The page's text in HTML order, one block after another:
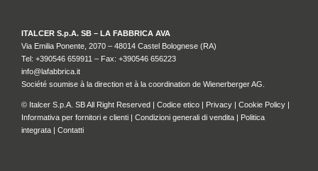
ITALCER S.p.A. SB – LA FABBRICA AVA
Via Emilia Ponente, 2070 – 48014 Castel Bolognese (RA)
Tel: +390546 659911 – Fax: +390546 656223
info@lafabbrica.it
Société soumise à la direction et à la coordination de Wienerberger AG.
© Italcer S.p.A. SB All Right Reserved | Codice etico Privacy Cookie Policy
Informativa per fornitori e clienti
Condizioni generali di vendita
Politica
integrata
Contatti